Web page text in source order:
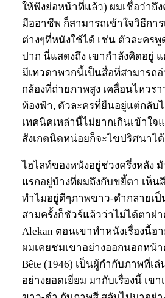
ให้ฟังย่อหน้าที่แล้ว) ผมเชื่อว่าถึ
มืออาชีพ ก็สามารถเข้าใจวิธีการ
ต่างๆที่หนังใช้ได้ เช่น ตัวละคร
ปาก นี่แสดงถึง เขากำลังคิดอยู่ แ
มีเทวดาพวกนี้เป็นสื่อที่สามารถ
กล้องที่ถ่ายภาพสูง เคลื่อนไหว
ท้องฟ้า, ตัวละครที่ยืนอยู่แต่กลับ
เทคนิคเหล่านี้ไม่ยากเกินเข้าใ
สังเกตนิดหน่อยก็จะไขปริศนาได้
ไฮไลท์ของหนังอยู่ช่วงครึ่งหลัง
แรกอยู่บ้างที่ผมถึงกับขยี้ตา เห็น
ทำไมอยู่ดีๆภาพขาว-ดำกลายเป็
สามครั้งก็ชัวร์แล้วว่าไม่ได้ตาฝ
Alekan ตอนเขาทำหนังเรื่องนี้อ
ผมเคยชมเขาอย่างออกนอกหน้า
Bête (1946) เป็นผู้กำกับภาพที่เล่
อย่างยอดเยี่ยม มากับเรื่องนี้ เข